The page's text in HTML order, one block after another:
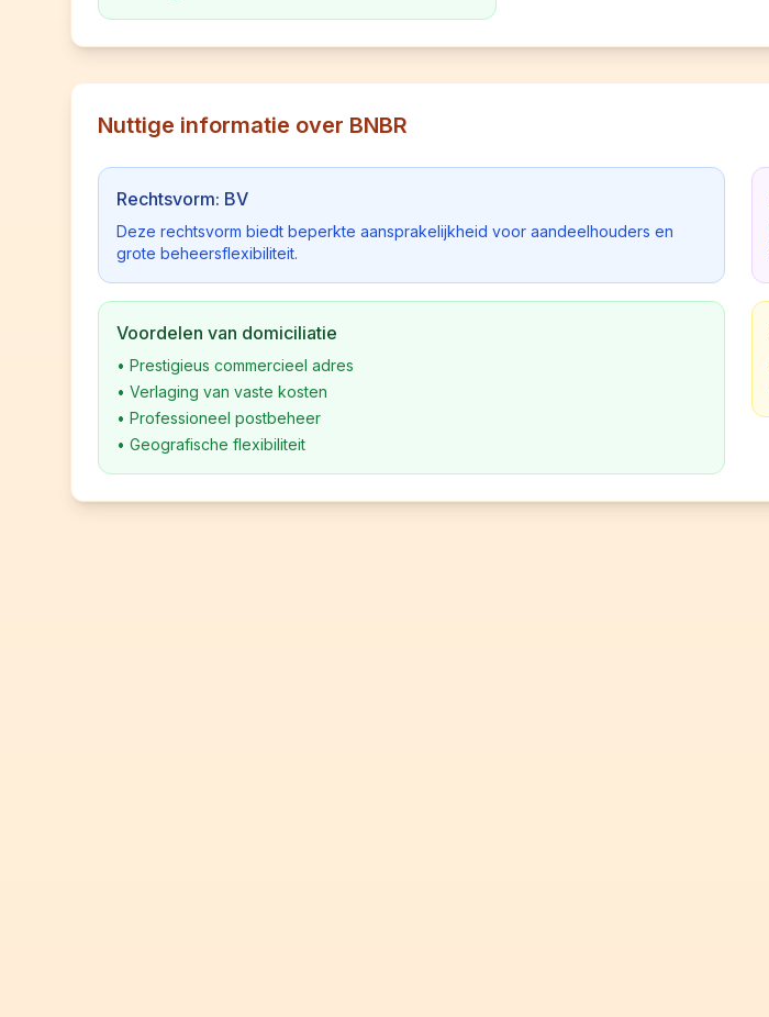
Nuttige informatie over BNBR
Rechtsvorm: BV
Deze rechtsvorm biedt beperkte aansprakelijkheid voor aandeelhouders en
grote beheersflexibiliteit.
Voordelen van domiciliatie
• Prestigieus commercieel adres
• Verlaging van vaste kosten
• Professioneel postbeheer
• Geografische flexibiliteit